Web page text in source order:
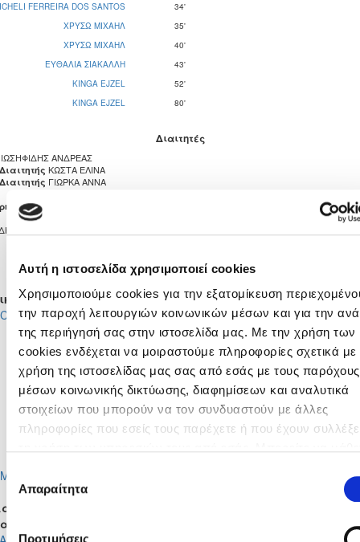
Αυτή η ιστοσελίδα χρησιμοποιεί cookies
Χρησιμοποιούμε cookies για την εξατομίκευση
την παροχή λειτουργιών κοινωνικών μέσων και για την
της περιήγησή σας στην ιστοσελίδα μας. Με την χρήση των
cookies ενδέχεται να μοιραστούμε πληροφορίες σχετικά με
χρήση της ιστοσελίδας μας σας από εσάς με τους παρόχους
μέσων κοινωνικής δικτύωσης, διαφημίσεων και αναλυτικά
στοιχείων που μπορούν να τον συνδυαστούν με άλλες
πληροφορίες που εσείς τους παρέχετε ή που έχουν
Πολιτική Cookies κάνοντας κλικ
Επιλογή
συγκατάθεσης
Απαραίτητα
Προτιμήσεις
FERREIRA DOS SANTOS
34'
ΧΡΥΣΩ ΜΙΧΑΗΛ
35'
ΧΡΥΣΩ ΜΙΧΑΗΛ
40'
ΕΥΘΑΛΙΑ ΣΙΑΚΑΛΛΗ
43'
KINGA EJZEL
52'
KINGA EJZEL
80'
Διαιτητές
ΑΝΔΡΕΑΣ
ΚΩΣΤΑ ΕΛΙΝΑ
ΓΙΩΡΚΑ ΑΝΝΑ
ΝΕΟΦΥΤΟΥ ΚΥΡΙΑΚΟΣ
ΣΤΑΔΙΟ ΓΕΡΜΑΣΟΓΕΙΑΣ
70
Ενδεκάδες
FITIPALDI CORTES PAOLA
ROSE CUSICK ANDREA
ΧΡΥΣΩ ΜΙΧΑΗΛ
ΛΟΥΚΡΗΤΙΑ ΧΡΥΣΟΣΤΟΜΟΥ
ΑΝΘΗ ΠΑΠΑΚΩΝΣΤΑΝΤΙΝΟΥ
ΕΥΘΑΛΙΑ ΣΙΑΚΑΛΛΗ
ΑΘΗΝΑ ΜΕΝΕΛΑΟΥ
KINGA EJZEL
MICHELI FERREIRA DOS SANTOS
ΘΕΟΦΑΝΩ ΧΡΥΣΑΝΘΟΥ
ΣΤΥΛΙΑΝΑ ΑΣΠΡΑΚΗ
ΧΡΙΣΤΙΝΑ ΜΕΛΙΟΥ
ΜΑΡΙΑ ΣΑΒΒΑ
ΣΤΕΦΑΝΙΑ ΙΩΣΗΦΑΚΗ
ΕΙΡΗΝΗ ΑΝΔΡΕΟΥ
ΕΛΕΝΗ ΠΑΝΑΓΙΩΤΟΥ
ΝΑΤΑΛΙΑ ΚΩΝΣΤΑΝΤΙΝΟΥ